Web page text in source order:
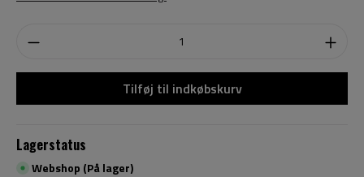
Tilføj til indkøbskurv
Lagerstatus
Webshop (På lager)